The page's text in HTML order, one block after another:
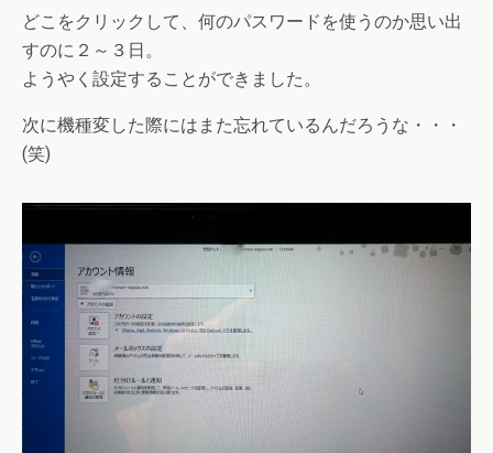
どこをクリックして、何のパスワードを使うのか思い出
すのに２～３日。
ようやく設定することができました。
次に機種変した際にはまた忘れているんだろうな・・・
(笑)